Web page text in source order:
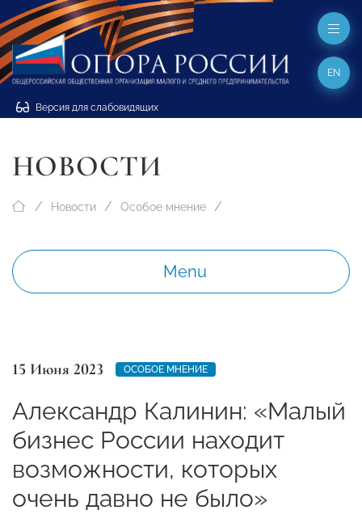
Версия для слабовидящих
EN
НОВОСТИ
Новости Особое мнение
Menu
15 Июня 2023 ОСОБОЕ МНЕНИЕ
Александр Калинин: «Малый
бизнес России находит
возможности, которых
очень давно не было»